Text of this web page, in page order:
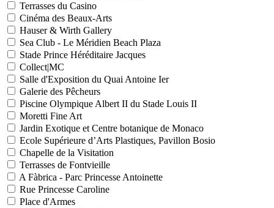
Terrasses du Casino
Cinéma des Beaux-Arts
Hauser & Wirth Gallery
Sea Club - Le Méridien Beach Plaza
Stade Prince Héréditaire Jacques
Collect|MC
Salle d'Exposition du Quai Antoine Ier
Galerie des Pêcheurs
Piscine Olympique Albert II du Stade Louis II
Moretti Fine Art
Jardin Exotique et Centre botanique de Monaco
Ecole Supérieure d’Arts Plastiques, Pavillon Bosio
Chapelle de la Visitation
Terrasses de Fontvieille
A Fàbrica - Parc Princesse Antoinette
Rue Princesse Caroline
Place d'Armes